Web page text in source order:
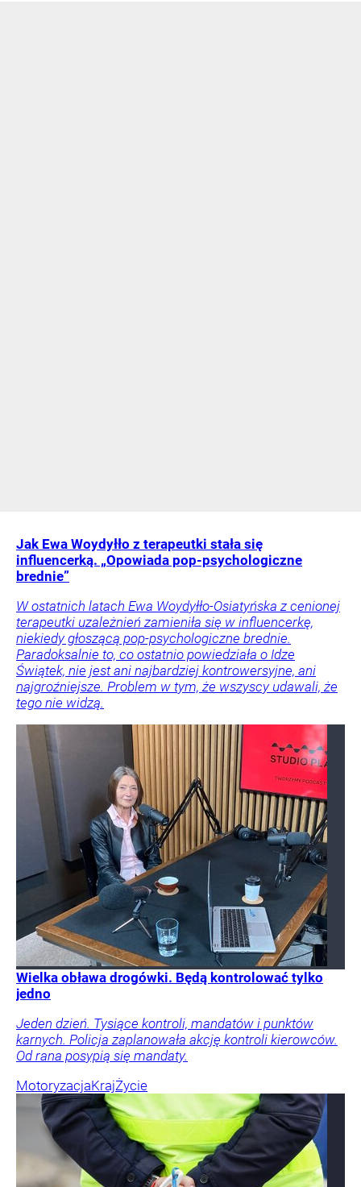
Jak Ewa Woydyłło z terapeutki stała się
influencerką. „Opowiada pop-psychologiczne
brednie”
W ostatnich latach Ewa Woydyłło-Osiatyńska z cenionej
terapeutki uzależnień zamieniła się w influencerkę,
niekiedy głoszącą pop-psychologiczne brednie.
Paradoksalnie to, co ostatnio powiedziała o Idze
Świątek, nie jest ani najbardziej kontrowersyjne, ani
najgroźniejsze. Problem w tym, że wszyscy udawali, że
tego nie widzą.
Wielka obława drogówki. Będą kontrolować tylko
jedno
Jeden dzień. Tysiące kontroli, mandatów i punktów
karnych. Policja zaplanowała akcję kontroli kierowców.
Od rana posypią się mandaty.
MotoryzacjaKrajŻycie